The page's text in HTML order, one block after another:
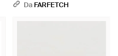
Da FARFETCH